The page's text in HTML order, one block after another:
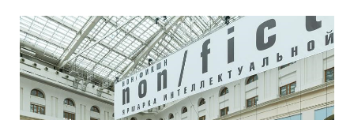
Участникам
Посетителям
Программа
Прессе
Конкурсы